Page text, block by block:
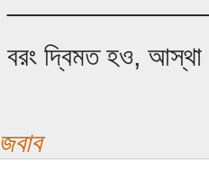
বরং দ্বিমত হও, আস্থা
জবাব